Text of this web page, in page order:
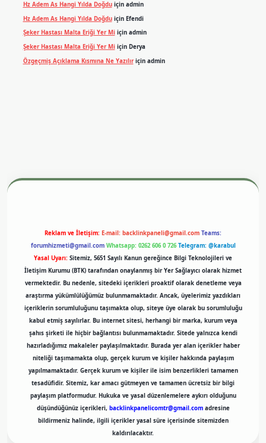
Hz Adem As Hangi Yılda Doğduiçin admin
Hz Adem As Hangi Yılda Doğduiçin Efendi
Şeker Hastası Malta Eriği Yer Miiçin admin
Şeker Hastası Malta Eriği Yer Miiçin Derya
Özgeçmiş Açıklama Kısmına Ne Yazılıriçin admin
Reklam ve İletişim: E-mail: backlinkpaneli@gmail.com Teams:
forumhizmeti@gmail.com Whatsapp: 0262 606 0 726 Telegram: @karabul
Yasal Uyarı: Sitemiz, 5651 Sayılı Kanun gereğince Bilgi Teknolojileri ve
İletişim Kurumu (BTK) tarafından onaylanmış bir Yer Sağlayıcı olarak hizmet
vermektedir. Bu nedenle, sitedeki içerikleri proaktif olarak denetleme veya
araştırma yükümlülüğümüz bulunmamaktadır. Ancak, üyelerimiz yazdıkları
içeriklerin sorumluluğunu taşımakta olup, siteye üye olarak bu sorumluluğu
kabul etmiş sayılırlar. Bu internet sitesi, herhangi bir marka, kurum veya
şahıs şirketi ile hiçbir bağlantısı bulunmamaktadır. Sitede yalnızca kendi
hazırladığımız makaleler paylaşılmaktadır. Burada yer alan içerikler haber
niteliği taşımamakta olup, gerçek kurum ve kişiler hakkında paylaşım
yapılmamaktadır. Gerçek kurum ve kişiler ile isim benzerlikleri tamamen
tesadüfidir. Sitemiz, kar amacı gütmeyen ve tamamen ücretsiz bir bilgi
paylaşım platformudur. Hukuka ve yasal düzenlemelere aykırı olduğunu
düşündüğünüz içerikleri, backlinkpanelicomtr@gmail.comadresine
bildirmeniz halinde, ilgili içerikler yasal süre içerisinde sitemizden
kaldırılacaktır.